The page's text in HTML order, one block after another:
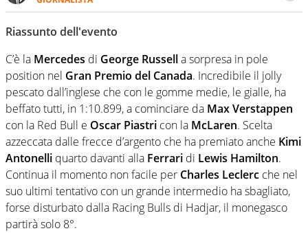
Giornalista multimediale. Quando si accendono i motori,
lui sgasa, impenna, derapa. E spesso e volentieri finisce
sul podio
Riassunto dell'evento
C’è la Mercedes di George Russella sorpresa in pole
position nel Gran Premio del Canada. Incredibile il jolly
pescato dall’inglese che con le gomme medie, le gialle, ha
beffato tutti, in 1:10.899, a cominciare da Max Verstappen
con la Red Bull e Oscar Piastri con la McLaren. Scelta
azzeccata dalle frecce d’argento che ha premiato anche Kimi
Antonelli quarto davanti alla Ferrari di Lewis Hamilton.
Continua il momento non facile per Charles Leclerc che nel
suo ultimi tentativo con un grande intermedio ha sbagliato,
forse disturbato dalla Racing Bulls di Hadjar, il monegasco
partirà solo 8°.